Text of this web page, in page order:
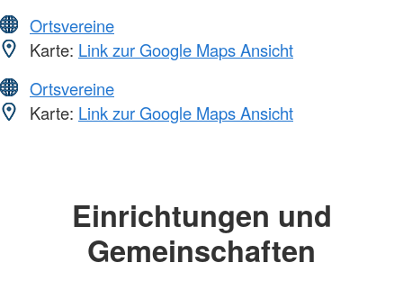
Ortsvereine
Karte: Link zur Google Maps Ansicht
Ortsvereine
Karte: Link zur Google Maps Ansicht
Einrichtungen und
Gemeinschaften